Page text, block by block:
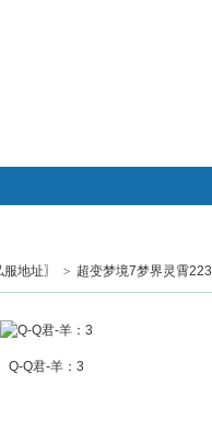
帖子
搜索
地址〗 > 超变梦境7梦界灵霄223
Q-Q君-羊：3